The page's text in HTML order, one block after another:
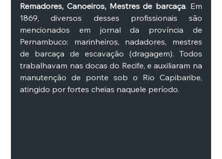
Remadores, Canoeiros, Mestres de barcaça. Em
1869, diversos desses profissionais são
mencionados em jornal da província de
Pernambuco: marinheiros, nadadores, mestres
de barcaça de escavação (dragagem). Todos
trabalhavam nas docas do Recife, e auxiliaram na
manutenção de ponte sob o Rio Capibaribe,
atingido por fortes cheias naquele período.